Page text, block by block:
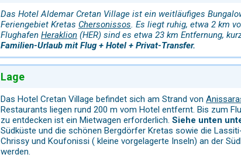
Das Hotel Aldemar Cretan Village ist ein weitläufiges
Feriengebiet Kretas Chersonissos. Es liegt ruhig, etwa 2 km
Flughafen Heraklion (HER) sind es etwa 23 km Entfernung,
Familien-Urlaub mit Flug + Hotel + Privat-Transfer.
Lage
Das Hotel Cretan Village befindet sich am Strand von
Restaurants liegen rund 200 m vom Hotel entfernt. Bis zum
zu entdecken ist ein Mietwagen erforderlich. Siehe unten
Südküste und die schönen Bergdörfer Kretas sowie die
Chrissy und Koufonissi ( kleine vorgelagerte Inseln) an der
werden.